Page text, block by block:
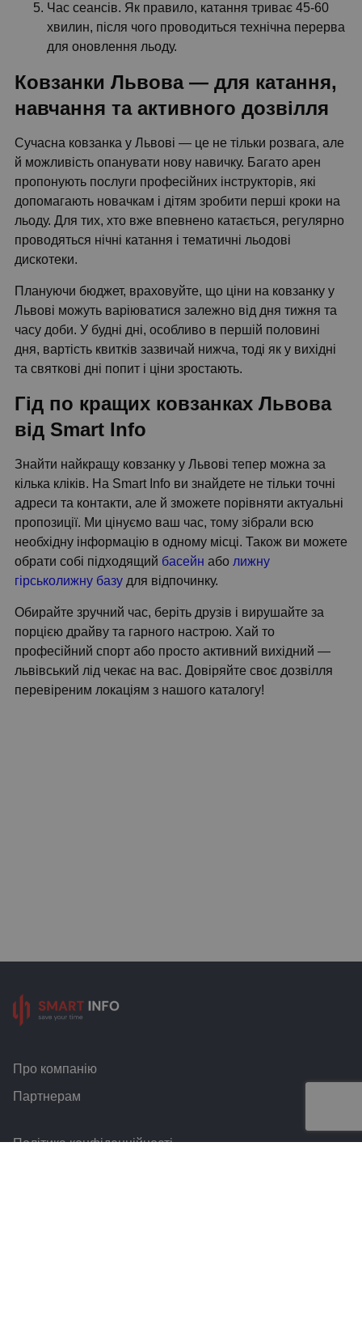
Час сеансів. Як правило, катання триває 45-60
хвилин, після чого проводиться технічна перерва
для оновлення льоду.
Ковзанки Львова — для катання,
навчання та активного дозвілля
Сучасна ковзанка у Львові — це не тільки розвага, але
й можливість опанувати нову навичку. Багато арен
пропонують послуги професійних інструкторів, які
допомагають новачкам і дітям зробити перші кроки на
льоду. Для тих, хто вже впевнено катається, регулярно
проводяться нічні катання і тематичні льодові
дискотеки.
Плануючи бюджет, враховуйте, що ціни на ковзанку у
Львові можуть варіюватися залежно від дня тижня та
часу доби. У будні дні, особливо в першій половині
дня, вартість квитків зазвичай нижча, тоді як у вихідні
та святкові дні попит і ціни зростають.
Гід по кращих ковзанках Львова
від Smart Info
Знайти найкращу ковзанку у Львові тепер можна за
кілька кліків. На Smart Info ви знайдете не тільки точні
адреси та контакти, але й зможете порівняти актуальні
пропозиції. Ми цінуємо ваш час, тому зібрали всю
необхідну інформацію в одному місці. Також ви можете
обрати собі підходящий басейн або лижну
гірськолижну базу для відпочинку.
Обирайте зручний час, беріть друзів і вирушайте за
порцією драйву та гарного настрою. Хай то
професійний спорт або просто активний вихідний —
львівський лід чекає на вас. Довіряйте своє дозвілля
перевіреним локаціям з нашого каталогу!
Про компанію
Партнерам
Політика конфіденційності